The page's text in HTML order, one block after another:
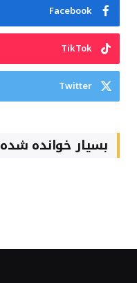
Facebook
TikTok
Twitter
بسیار خوانده شده